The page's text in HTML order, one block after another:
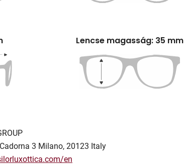
Lencse magasság: 35 mm
3 Milano, 20123 Italy
en